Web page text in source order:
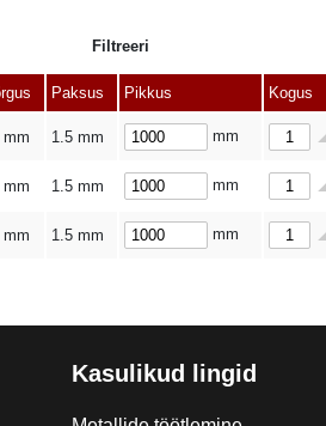
Filtreeri
Paksus Pikkus Kogus
mm 1.5 mm mm
mm 1.5 mm mm
mm 1.5 mm mm
Kasulikud lingid